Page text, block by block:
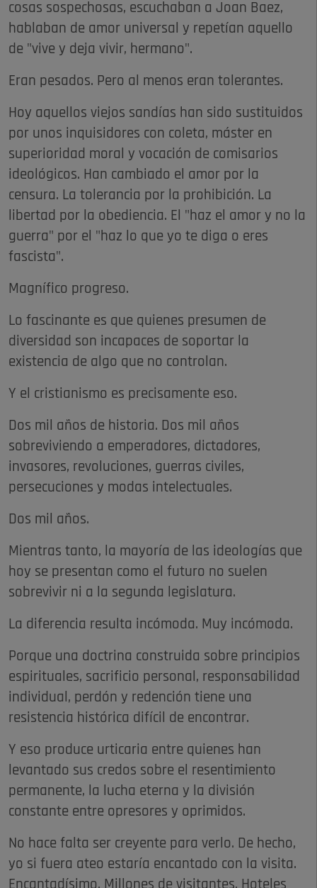
cosas sospechosas, escuchaban a Joan Baez,
hablaban de amor universal y repetían aquello
de "vive y deja vivir, hermano".
Eran pesados. Pero al menos eran tolerantes.
Hoy aquellos viejos sandías han sido sustituidos
por unos inquisidores con coleta, máster en
superioridad moral y vocación de comisarios
ideológicos. Han cambiado el amor por la
censura. La tolerancia por la prohibición. La
libertad por la obediencia. El "haz el amor y no la
guerra" por el "haz lo que yo te diga o eres
fascista".
Magnífico progreso.
Lo fascinante es que quienes presumen de
diversidad son incapaces de soportar la
existencia de algo que no controlan.
Y el cristianismo es precisamente eso.
Dos mil años de historia. Dos mil años
sobreviviendo a emperadores, dictadores,
invasores, revoluciones, guerras civiles,
persecuciones y modas intelectuales.
Dos mil años.
Mientras tanto, la mayoría de las ideologías que
hoy se presentan como el futuro no suelen
sobrevivir ni a la segunda legislatura.
La diferencia resulta incómoda. Muy incómoda.
Porque una doctrina construida sobre principios
espirituales, sacrificio personal, responsabilidad
individual, perdón y redención tiene una
resistencia histórica difícil de encontrar.
Y eso produce urticaria entre quienes han
levantado sus credos sobre el resentimiento
permanente, la lucha eterna y la división
constante entre opresores y oprimidos.
No hace falta ser creyente para verlo. De hecho,
yo si fuera ateo estaría encantado con la visita.
Encantadísimo. Millones de visitantes. Hoteles